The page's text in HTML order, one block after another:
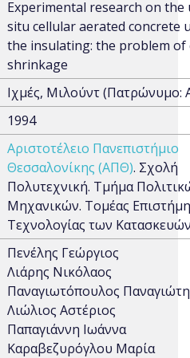
Experimental research on the
situ cellular aerated concrete
the insulating: the problem of
shrinkage
Ιχμές, Μιλούντ (Πατρώνυμο:
1994
Αριστοτέλειο Πανεπιστήμιο
Θεσσαλονίκης (ΑΠΘ). Σχολή
Πολυτεχνική. Τμήμα
Μηχανικών. Τομέας
Τεχνολογίας των
Πενέλης Γεώργιος
Λιάρης Νικόλαος
Παναγιωτόπουλος
Λιώλιος Αστέριος
Παπαγιάννη Ιωάννα
Καραβεζυρόγλου Μαρία